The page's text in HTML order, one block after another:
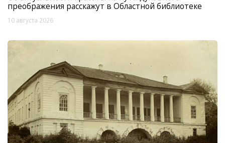
преображения расскажут в Областной библиотеке
10 августа 2026